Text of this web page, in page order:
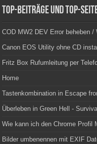
Top-Beiträge und Top-
COD MW2 DEV Error beheben
Canon EOS Utility ohne CD
Fritz Box Rufumleitung per
Home
Tastenkombination in Escape
Überleben in Green Hell -
Wie kann ich den Chrome Profil
Bilder umbenennen mit EXIF